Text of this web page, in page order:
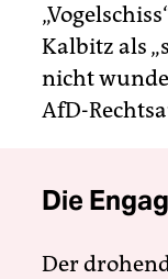
Kalbitz als
nicht
AfD-
Die
Der